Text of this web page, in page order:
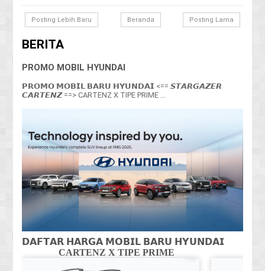
Posting Lebih Baru Posting Lama
Beranda
BERITA
PROMO MOBIL HYUNDAI
𝗣𝗥𝗢𝗠𝗢 𝗠𝗢𝗕𝗜𝗟 𝗕𝗔𝗥𝗨 𝗛𝗬𝗨𝗡𝗗𝗔𝗜 <== 𝙎𝙏𝘼𝙍𝙂𝘼𝙕𝙀𝙍
𝘾𝘼𝙍𝙏𝙀𝙉𝙕 ==> CARTENZ X TIPE PRIME ...
𝗗𝗔𝗙𝗧𝗔𝗥 𝗛𝗔𝗥𝗚𝗔 𝗠𝗢𝗕𝗜𝗟 𝗕𝗔𝗥𝗨 𝗛𝗬𝗨𝗡𝗗𝗔𝗜
CARTENZ X TIPE PRIME